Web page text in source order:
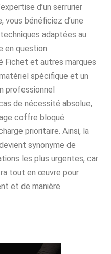
d’un serrurier
bénéficiez d’une
adaptées au
en question.
Fichet et autres marques
spécifique et un
professionnel
de nécessité absolue,
coffre bloqué
prioritaire. Ainsi, la
synonyme de
les plus urgentes, car
tout en œuvre pour
et de manière